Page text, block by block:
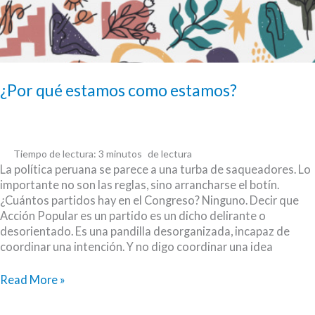
¿Por qué estamos como estamos?
Tiempo de lectura: 3 minutos
La política peruana se parece a una turba de saqueadores. Lo
importante no son las reglas, sino arrancharse el botín.
¿Cuántos partidos hay en el Congreso? Ninguno. Decir que
Acción Popular es un partido es un dicho delirante o
desorientado. Es una pandilla desorganizada, incapaz de
coordinar una intención. Y no digo coordinar una idea
¿Por
Read More »